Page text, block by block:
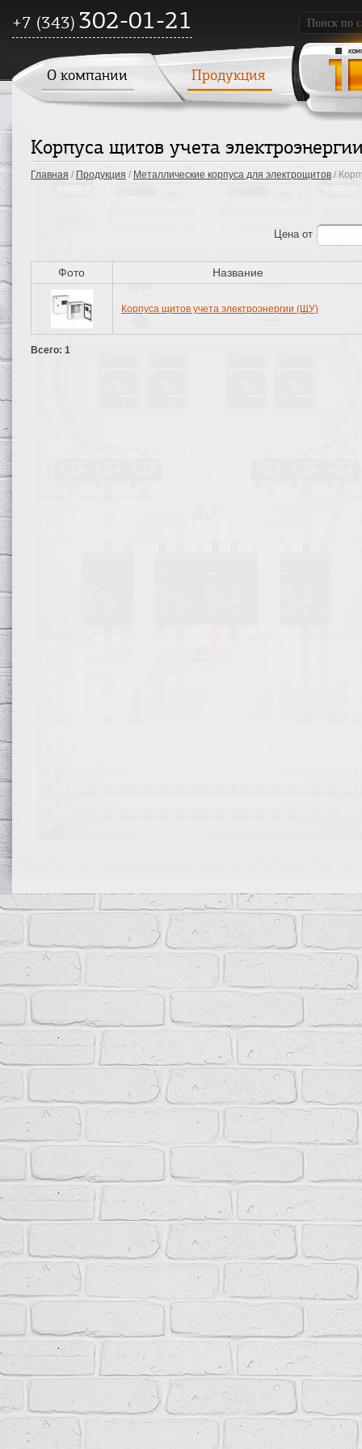
+7 (343) 302-01-21
О компании Продукция
Корпуса щитов учета
Главная / Продукция / Металлические корпуса для электрощитов /
Цена от
Фото Название
Корпуса щитов учета электроэнергии (ЩУ)
Всего: 1